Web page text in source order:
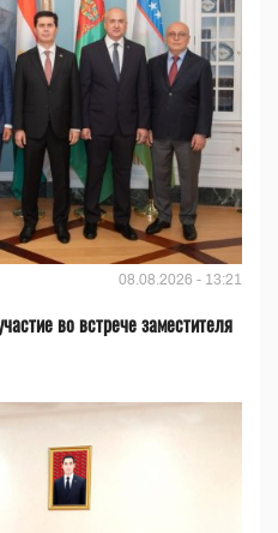
08.08.2026 - 13:21
во встрече заместителя